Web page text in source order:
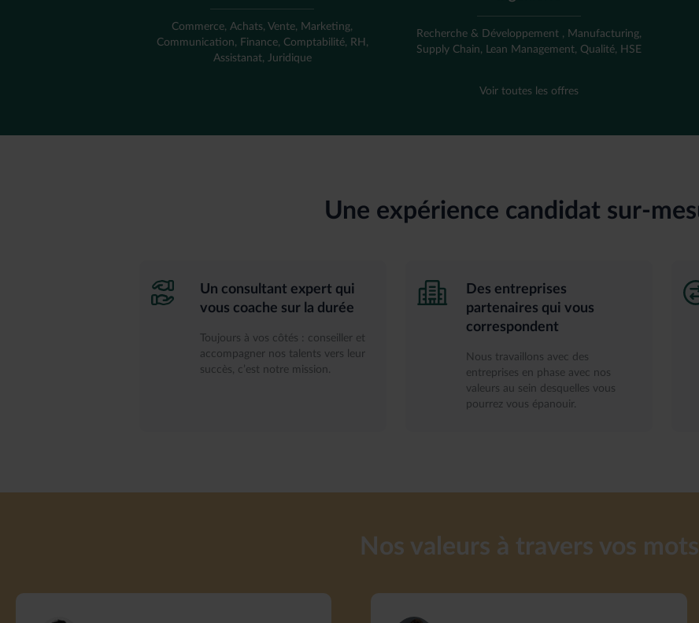
Commerce, Achats, Vente, Marketing,
Communication, Finance, Comptabilité, RH,
Assistanat, Juridique
Recherche & Développement , Manufacturing,
Supply Chain, Lean Management, Qualité, HSE
Voir toutes les offres
Une expérience candidat sur-
Un consultant expert qui
vous coache sur la durée
Toujours à vos côtés : conseiller et
accompagner nos talents vers leur
succès, c’est notre mission.
Des entreprises
partenaires qui vous
correspondent
Nous travaillons avec des
entreprises en phase avec nos
valeurs au sein desquelles vous
pourrez vous épanouir.
Nos valeurs à travers vos mots